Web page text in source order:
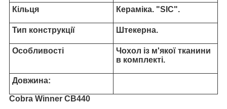
Кільця Кераміка. "SIC".
Тип конструкції Штекерна.
Особливості
Чохол із м'якої тканини
в комплекті.
Довжина:
Cobra Winner CB440